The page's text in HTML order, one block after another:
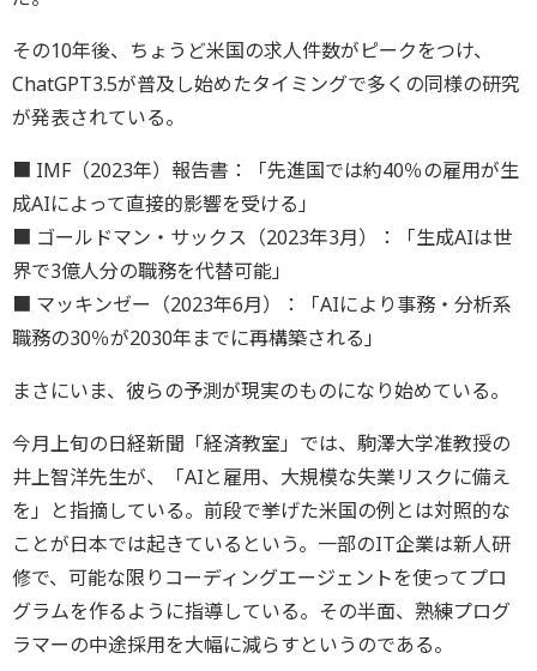
その10年後、ちょうど米国の求人件数がピークをつけ、
ChatGPT3.5が普及し始めたタイミングで多くの同様の研究
が発表されている。
■ IMF（2023年）報告書：「先進国では約40％の雇用が生
成AIによって直接的影響を受ける」
■ ゴールドマン・サックス（2023年3月）：「生成AIは世
界で3億人分の職務を代替可能」
■ マッキンゼー（2023年6月）：「AIにより事務・分析系
職務の30％が2030年までに再構築される」
まさにいま、彼らの予測が現実のものになり始めている。
今月上旬の日経新聞「経済教室」では、駒澤大学准教授の
井上智洋先生が、「AIと雇用、大規模な失業リスクに備え
を」と指摘している。前段で挙げた米国の例とは対照的な
ことが日本では起きているという。一部のIT企業は新人研
修で、可能な限りコーディングエージェントを使ってプロ
グラムを作るように指導している。その半面、熟練プログ
ラマーの中途採用を大幅に減らすというのである。